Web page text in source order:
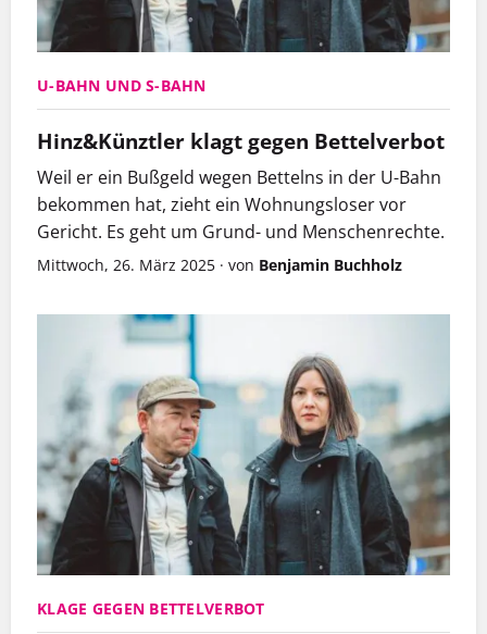
U-BAHN UND S-BAHN
Hinz&Künztler klagt gegen Bettelverbot
Weil er ein Bußgeld wegen Bettelns in der U-Bahn
bekommen hat, zieht ein Wohnungsloser vor
Gericht. Es geht um Grund- und Menschenrechte.
Mittwoch, 26. März 2025 · von Benjamin Buchholz
KLAGE GEGEN BETTELVERBOT